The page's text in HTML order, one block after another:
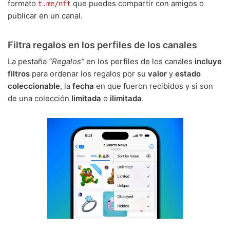
formato t.me/nft que puedes compartir con amigos o
publicar en un canal.
Filtra regalos en los perfiles de los canales
La pestaña “Regalos” en los perfiles de los canales incluye
filtros para ordenar los regalos por su valor y estado
coleccionable, la fecha en que fueron recibidos y si son
de una colección limitada o ilimitada.